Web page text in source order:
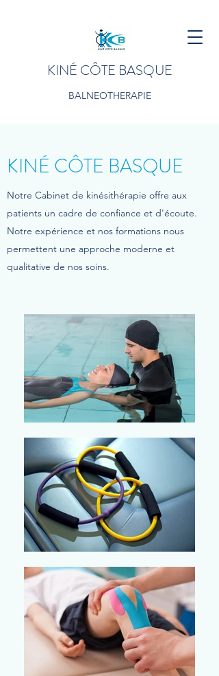
KINÉ CÔTE BASQUE
BALNEOTHERAPIE
KINÉ CÔTE BASQUE
Notre Cabinet de kinésithérapie offre aux
patients un cadre de confiance et d'écoute.
Notre expérience et nos formations nous
permettent une approche moderne et
qualitative de nos soins.